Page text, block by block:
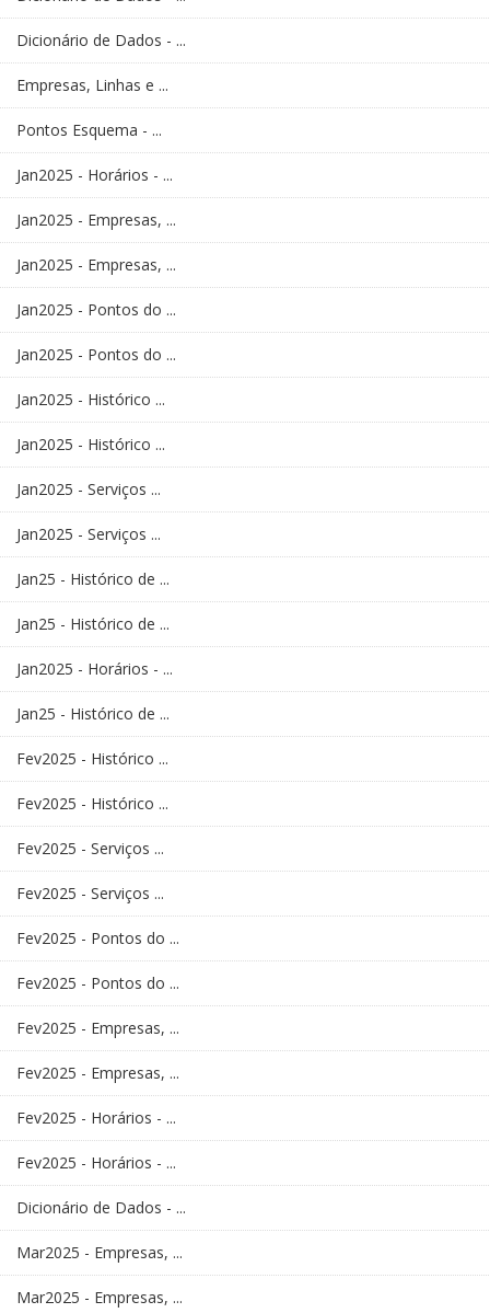
Dicionário de Dados - ...
Empresas, Linhas e ...
Pontos Esquema - ...
Jan2025 - Horários - ...
Jan2025 - Empresas, ...
Jan2025 - Empresas, ...
Jan2025 - Pontos do ...
Jan2025 - Pontos do ...
Jan2025 - Histórico ...
Jan2025 - Histórico ...
Jan2025 - Serviços ...
Jan2025 - Serviços ...
Jan25 - Histórico de ...
Jan25 - Histórico de ...
Jan2025 - Horários - ...
Jan25 - Histórico de ...
Fev2025 - Histórico ...
Fev2025 - Histórico ...
Fev2025 - Serviços ...
Fev2025 - Serviços ...
Fev2025 - Pontos do ...
Fev2025 - Pontos do ...
Fev2025 - Empresas, ...
Fev2025 - Empresas, ...
Fev2025 - Horários - ...
Fev2025 - Horários - ...
Dicionário de Dados - ...
Mar2025 - Empresas, ...
Mar2025 - Empresas, ...